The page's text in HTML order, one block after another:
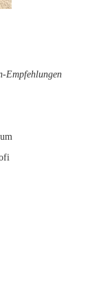
Empfehlungen